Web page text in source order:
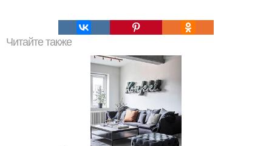
Читайте также